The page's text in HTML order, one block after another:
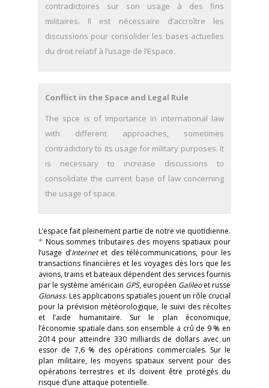
contradictoires sur son usage à des fins
militaires. Il est nécessaire d’accroître les
discussions pour consolider les bases actuelles
du droit relatif à l’usage de l’Espace.
Conflict in the Space and Legal Rule
The spce is of importance in international law
with different approaches, sometimes
contradictory to its usage for military purposes. It
is necessary to increase discussions to
consolidate the current base of law concerning
the usage of space.
L’espace fait pleinement partie de notre vie quotidienne.
* Nous sommes tributaires des moyens spatiaux pour
l’usage d’Internetet des télécommunications, pour les
transactions financières et les voyages dès lors que les
avions, trains et bateaux dépendent des services fournis
par le système américain GPS, européen Galileoet russe
Glonass. Les applications spatiales jouent un rôle crucial
pour la prévision météorologique, le suivi des récoltes
et l’aide humanitaire. Sur le plan économique,
l’économie spatiale dans son ensemble a crû de 9 % en
2014 pour atteindre 330 milliards de dollars avec un
essor de 7,6 % des opérations commerciales. Sur le
plan militaire, les moyens spatiaux servent pour des
opérations terrestres et ils doivent être protégés du
risque d’une attaque potentielle.